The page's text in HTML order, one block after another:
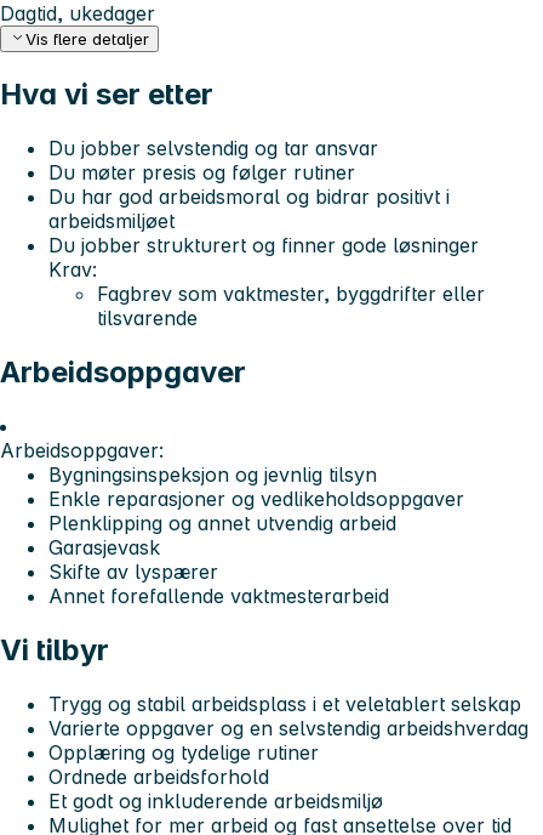
Dagtid, ukedager
Vis flere detaljer
Hva vi ser etter
Du jobber selvstendig og tar ansvar
Du møter presis og følger rutiner
Du har god arbeidsmoral og bidrar positivt i
arbeidsmiljøet
Du jobber strukturert og finner gode løsninger
Krav:
Fagbrev som vaktmester, byggdrifter eller
tilsvarende
Arbeidsoppgaver
Arbeidsoppgaver:
Bygningsinspeksjon og jevnlig tilsyn
Enkle reparasjoner og vedlikeholdsoppgaver
Plenklipping og annet utvendig arbeid
Garasjevask
Skifte av lyspærer
Annet forefallende vaktmesterarbeid
Vi tilbyr
Trygg og stabil arbeidsplass i et veletablert selskap
Varierte oppgaver og en selvstendig arbeidshverdag
Opplæring og tydelige rutiner
Ordnede arbeidsforhold
Et godt og inkluderende arbeidsmiljø
Mulighet for mer arbeid og fast ansettelse over tid